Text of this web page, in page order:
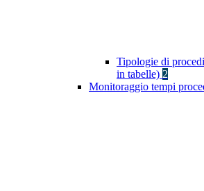
Tipologie di
in tabelle) 2
Monitoraggio tempi